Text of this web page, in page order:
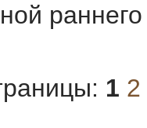
раннего
1 2